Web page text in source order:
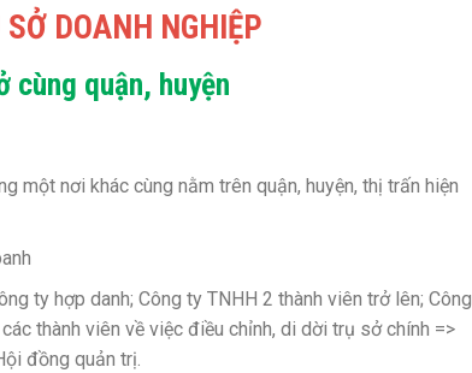
DOANH NGHIỆP
quận, huyện
một nơi khác cùng nằm trên quận, huyện, thị trấn hiện
ty hợp danh; Công ty TNHH 2 thành viên trở lên; Công
thành viên về việc điều chỉnh, di dời trụ sở chính =>
đồng quản trị.